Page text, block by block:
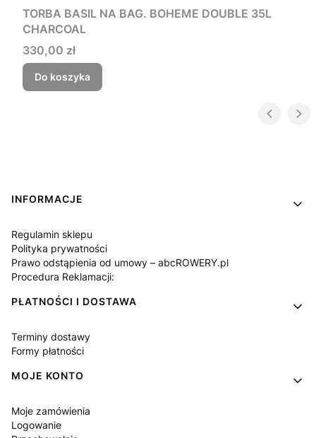
TORBA BASIL NA BAG. BOHEME DOUBLE 35L
CHARCOAL
Cena
330,00 zł
Do koszyka
Linki w stopce
INFORMACJE
Regulamin sklepu
Polityka prywatności
Prawo odstąpienia od umowy – abcROWERY.pl
Procedura Reklamacji:
PŁATNOŚCI I DOSTAWA
Terminy dostawy
Formy płatności
MOJE KONTO
Moje zamówienia
Logowanie